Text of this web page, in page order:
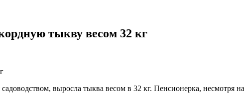
тыкву весом 32 кг
выросла тыква весом в 32 кг. Пенсионерка, несмотря